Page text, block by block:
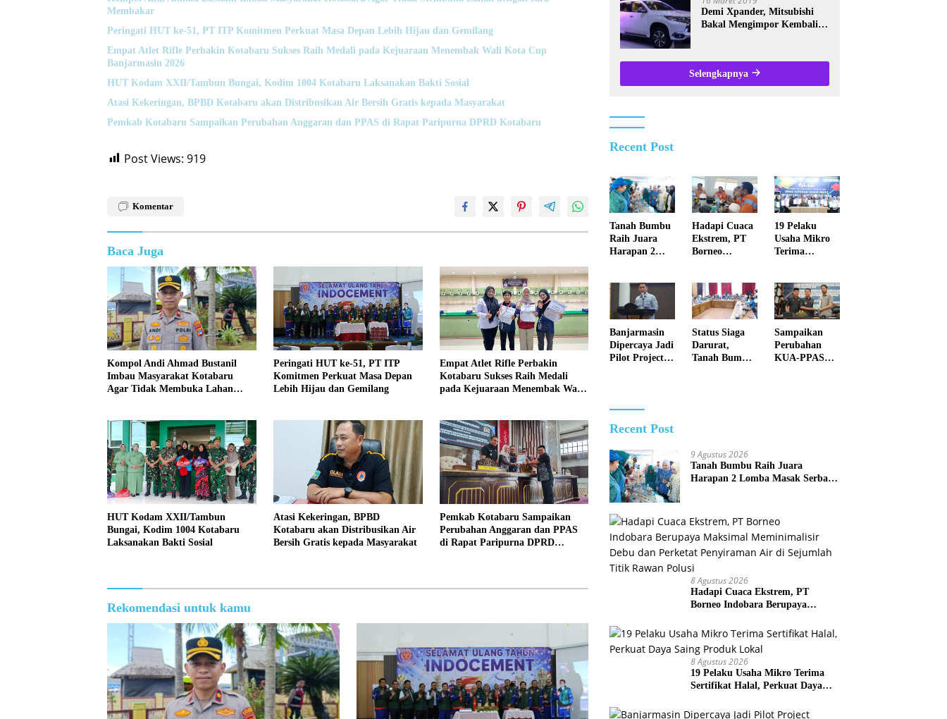
Membakar
Peringati HUT ke-51, PT ITP Komitmen Perkuat Masa Depan Lebih Hijau dan Gemilang
Empat Atlet Rifle Perbakin Kotabaru Sukses Raih Medali pada Kejuaraan Menembak Wali Kota Cup
Banjarmasin 2026
HUT Kodam XXII/Tambun Bungai, Kodim 1004 Kotabaru Laksanakan Bakti Sosial
Atasi Kekeringan, BPBD Kotabaru akan Distribusikan Air Bersih Gratis kepada Masyarakat
Pemkab Kotabaru Sampaikan Perubahan Anggaran dan PPAS di Rapat Paripurna DPRD Kotabaru
Post Views: 919
Komentar
Baca Juga
Kompol Andi Ahmad Bustanil
Imbau Masyarakat Kotabaru
Agar Tidak Membuka Lahan
Peringati HUT ke-51, PT ITP
Komitmen Perkuat Masa Depan
Lebih Hijau dan Gemilang
Empat Atlet Rifle Perbakin
Kotabaru Sukses Raih Medali
pada Kejuaraan Menembak Wali
HUT Kodam XXII/Tambun
Bungai, Kodim 1004 Kotabaru
Laksanakan Bakti Sosial
Atasi Kekeringan, BPBD
Kotabaru akan Distribusikan Air
Bersih Gratis kepada Masyarakat
Pemkab Kotabaru Sampaikan
Perubahan Anggaran dan PPAS
di Rapat Paripurna DPRD
Rekomendasi untuk kamu
Demi Xpander, Mitsubishi
Bakal Mengimpor Kembali
Selengkapnya
Recent Post
Tanah Bumbu
Raih Juara
Harapan 2
Tingkat Kalsel
2026
Hadapi Cuaca
Ekstrem, PT
Borneo
Maksimal
Meminimalisir
Debu dan
Perketat
Penyiraman
Air di
19 Pelaku
Usaha Mikro
Terima
Daya Saing
Produk Lokal
Banjarmasin
Dipercaya Jadi
Pilot Project
2026
Status Siaga
Darurat,
Tanah Bumbu
Sampaikan
Perubahan
KUA-PPAS
Recent Post
9 Agustus 2026
Tanah Bumbu Raih Juara
Harapan 2 Lomba Masak Serba
8 Agustus 2026
Hadapi Cuaca Ekstrem, PT
Borneo Indobara Berupaya
dan Perketat Penyiraman Air di
8 Agustus 2026
19 Pelaku Usaha Mikro Terima
Sertifikat Halal, Perkuat Daya